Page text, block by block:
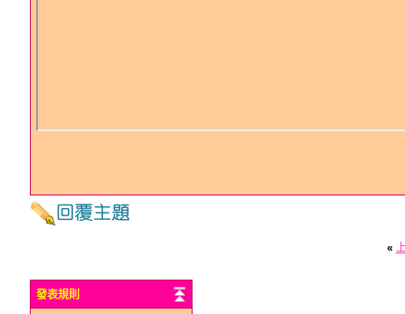
«
發表規則